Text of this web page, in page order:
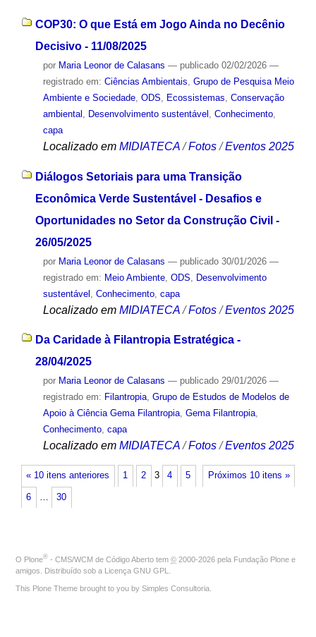
COP30: O que Está em Jogo Ainda no Decênio
Decisivo - 11/08/2025
por Maria Leonor de Calasans — publicado02/02/2026 —
registrado em: Ciências Ambientais Grupo de Pesquisa Meio
Ambiente e Sociedade, ODS Ecossistemas Conservação
ambiental
Desenvolvimento sustentável Conhecimento,
capa
Localizado em MIDIATECA /Fotos /Eventos 2025
Diálogos Setoriais para uma Transição
Econômica Verde Sustentável - Desafios e
Oportunidades no Setor da Construção Civil -
26/05/2025
por Maria Leonor de Calasans — publicado30/01/2026 —
registrado em: Meio Ambiente, ODS
Desenvolvimento
sustentável Conhecimento, capa
Localizado em MIDIATECA /Fotos /Eventos 2025
Da Caridade à Filantropia Estratégica -
28/04/2025
por Maria Leonor de Calasans — publicado29/01/2026 —
registrado em: Filantropia, Grupo de Estudos de Modelos de
Apoio à Ciência Gema Filantropia, Gema Filantropia,
Conhecimento, capa
Localizado em MIDIATECA /Fotos /Eventos 2025
« 10 itens anteriores Próximos 10 itens »
1 2 3 4 5
6 … 30
O Plone® - CMS/WCM de Código Aberto tem © 2000-2026 pela Fundação Plone e
amigos. Distribuído sob a Licença GNU GPL
This Plone Theme brought to you by Simples Consultoria